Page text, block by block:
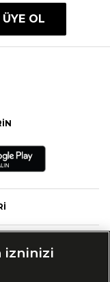
ÜYE OL
izninizi